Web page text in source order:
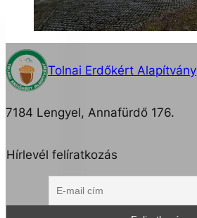
Tolnai Erdőkért Alapítvány
7184 Lengyel, Annafürdő 176.
Hírlevél felíratkozás